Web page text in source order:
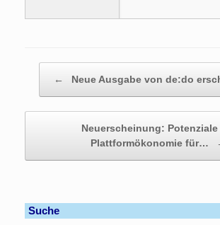
← Neue Ausgabe von de:do
Neuerscheinung: Potenziale
Plattformökonomie für…
Suche